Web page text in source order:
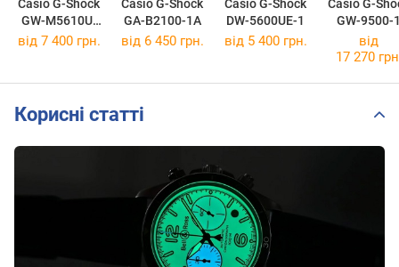
Casio G-Shock
GW-M5610U-
1E
Casio G-Shock
GA-B2100-1A
Casio G-Shock
DW-5600UE-1
Casio G-
GW-9500-
від 7 400 грн. від 6 450 грн. від 5 400 грн.
від
17 270
Корисні статті